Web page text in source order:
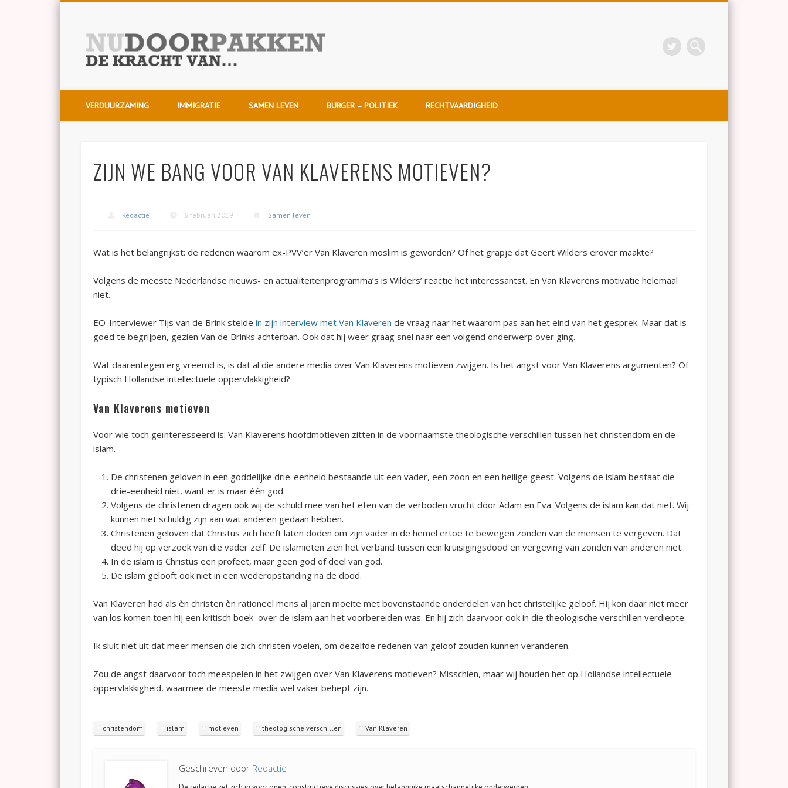
Voor wie het verschil wil maken!
Twitter
VERDUURZAMING IMMIGRATIE SAMEN LEVEN BURGER – POLITIEK RECHTVAARDIGHEID
ZIJN WE BANG VOOR VAN KLAVERENS MOTIEVEN?
Redactie 6 februari 2019 Samen leven
Wat is het belangrijkst: de redenen waarom ex-PVV’er Van Klaveren moslim is geworden? Of het grapje dat Geert Wilders erover maakte?
Volgens de meeste Nederlandse nieuws- en actualiteitenprogramma’s is Wilders’ reactie het interessantst. En Van Klaverens motivatie helemaal
niet.
EO-Interviewer Tijs van de Brink stelde in zijn interview met Van Klaveren de vraag naar het waarom pas aan het eind van het gesprek. Maar dat is
goed te begrijpen, gezien Van de Brinks achterban. Ook dat hij weer graag snel naar een volgend onderwerp over ging.
Wat daarentegen erg vreemd is, is dat al die andere media over Van Klaverens motieven zwijgen. Is het angst voor Van Klaverens argumenten? Of
typisch Hollandse intellectuele oppervlakkigheid?
Van Klaverens motieven
Voor wie toch geïnteresseerd is: Van Klaverens hoofdmotieven zitten in de voornaamste theologische verschillen tussen het christendom en de
islam.
De christenen geloven in een goddelijke drie-eenheid bestaande uit een vader, een zoon en een heilige geest. Volgens de islam bestaat die
drie-eenheid niet, want er is maar één god.
Volgens de christenen dragen ook wij de schuld mee van het eten van de verboden vrucht door Adam en Eva. Volgens de islam kan dat niet. Wij
kunnen niet schuldig zijn aan wat anderen gedaan hebben.
Christenen geloven dat Christus zich heeft laten doden om zijn vader in de hemel ertoe te bewegen zonden van de mensen te vergeven. Dat
deed hij op verzoek van die vader zelf. De islamieten zien het verband tussen een kruisigingsdood en vergeving van zonden van anderen niet.
In de islam is Christus een profeet, maar geen god of deel van god.
De islam gelooft ook niet in een wederopstanding na de dood.
Van Klaveren had als èn christen èn rationeel mens al jaren moeite met bovenstaande onderdelen van het christelijke geloof. Hij kon daar niet meer
van los komen toen hij een kritisch boek over de islam aan het voorbereiden was. En hij zich daarvoor ook in die theologische verschillen verdiepte.
Ik sluit niet uit dat meer mensen die zich christen voelen, om dezelfde redenen van geloof zouden kunnen veranderen.
Zou de angst daarvoor toch meespelen in het zwijgen over Van Klaverens motieven? Misschien, maar wij houden het op Hollandse intellectuele
oppervlakkigheid, waarmee de meeste media wel vaker behept zijn.
christendom islam motieven theologische verschillen Van Klaveren
Geschreven door Redactie